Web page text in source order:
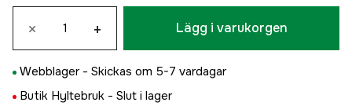
× + Lägg i varukorgen
Webblager - Skickas om 5-7 vardagar
Butik Hyltebruk - Slut i lager